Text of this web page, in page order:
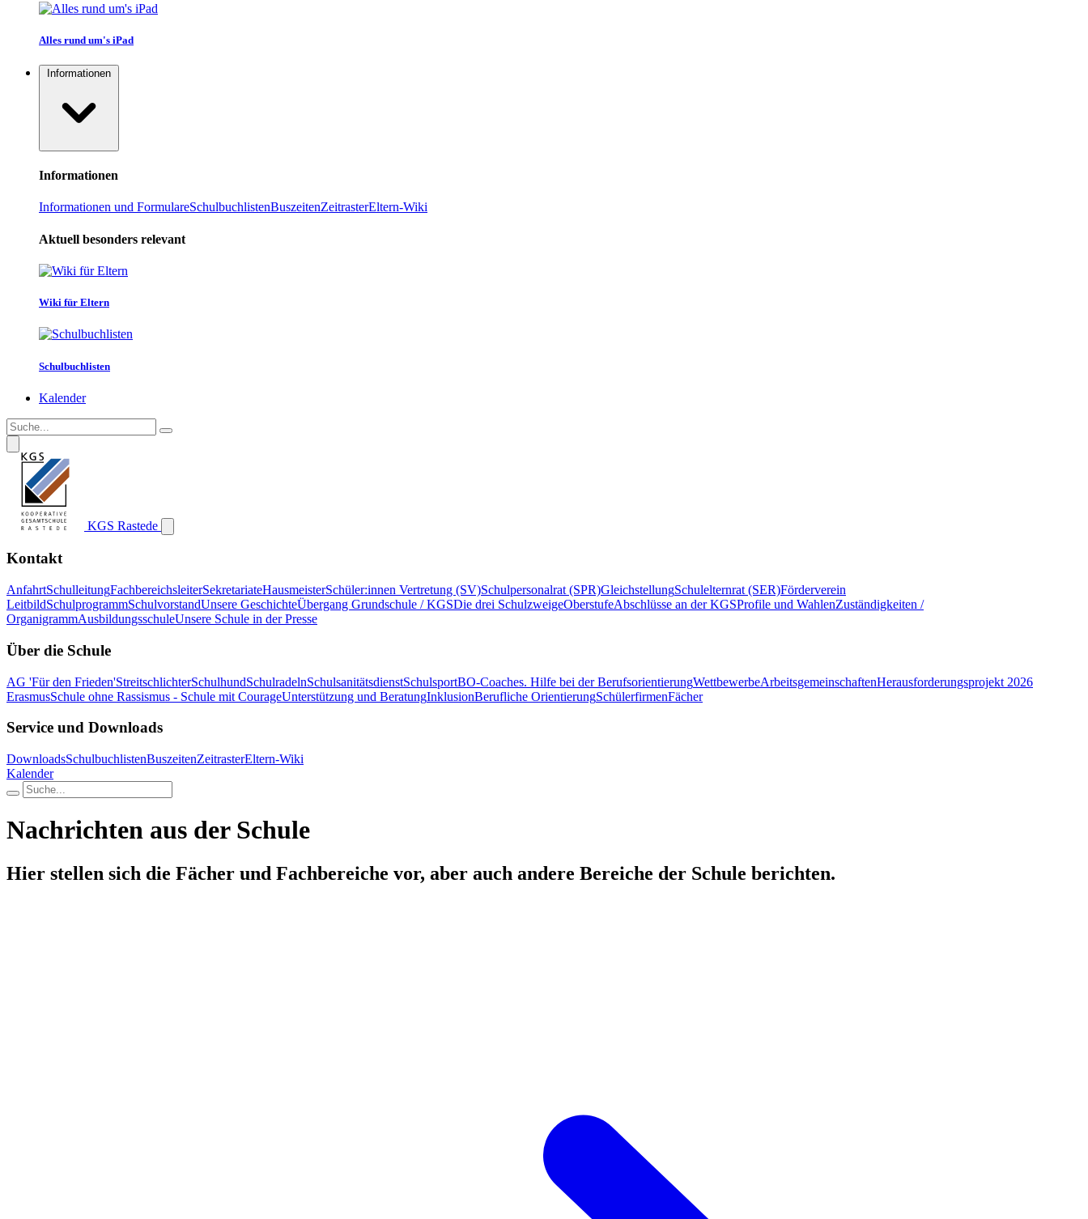
Alles rund um's iPad
Informationen
Informationen
Informationen und FormulareSchulbuchlistenBuszeitenZeitrasterEltern-Wiki
Aktuell besonders relevant
Wiki für Eltern
Schulbuchlisten
Kalender
KGS Rastede
Kontakt
AnfahrtSchulleitungFachbereichsleiterSekretariateHausmeisterSchüler:innen Vertretung (SV)Schulpersonalrat (SPR)GleichstellungSchulelternrat (SER)Förderverein
LeitbildSchulprogrammSchulvorstandUnsere GeschichteÜbergang Grundschule / KGSDie drei SchulzweigeOberstufeAbschlüsse an der KGSProfile und WahlenZuständigkeiten /
OrganigrammAusbildungsschuleUnsere Schule in der Presse
Über die Schule
AG 'Für den Frieden'StreitschlichterSchulhundSchulradelnSchulsanitätsdienstSchulsportBO-Coaches. Hilfe bei der BerufsorientierungWettbewerbeArbeitsgemeinschaftenHerausforderungsprojekt 2026
ErasmusSchule ohne Rassismus - Schule mit CourageUnterstützung und BeratungInklusionBerufliche OrientierungSchülerfirmenFächer
Service und Downloads
DownloadsSchulbuchlistenBuszeitenZeitrasterEltern-Wiki
Kalender
Nachrichten aus der Schule
Hier stellen sich die Fächer und Fachbereiche vor, aber auch andere Bereiche der Schule berichten.